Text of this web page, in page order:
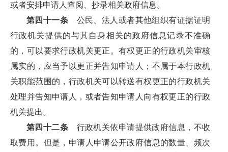
或者安排申请人查阅、抄录相关政府信息。
第四十一条 公民、法人或者其他组织有证据证明
行政机关提供的与其自身相关的政府信息记录不准确
的，可以要求行政机关更正。有权更正的行政机关审核
属实的，应当予以更正并告知申请人；不属于本行政机
关职能范围的，行政机关可以转送有权更正的行政机关
处理并告知申请人，或者告知申请人向有权更正的行政
机关提出。
第四十二条 行政机关依申请提供政府信息，不收
取费用。但是，申请人申请公开政府信息的数量、频次